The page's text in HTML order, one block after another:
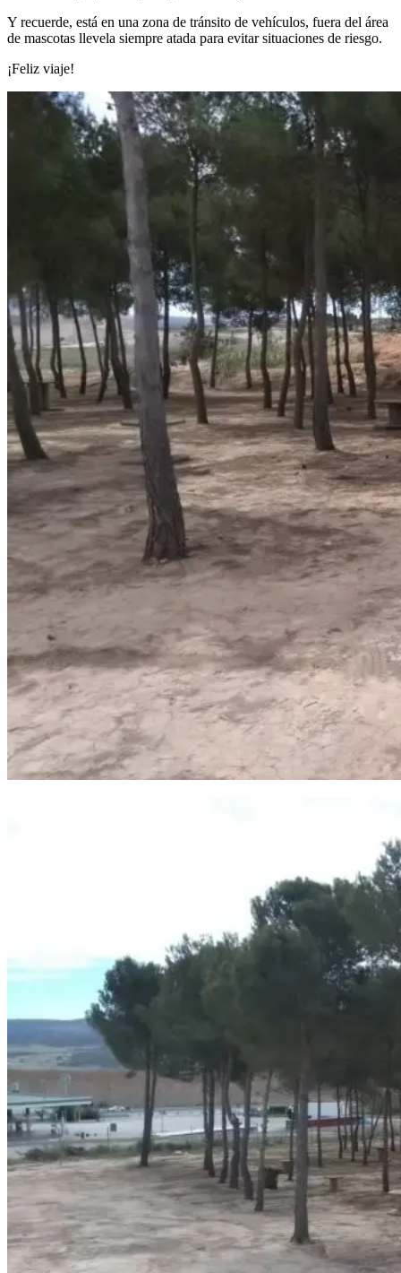
Y recuerde, está en una zona de tránsito de vehículos, fuera del área
de mascotas llevela siempre atada para evitar situaciones de riesgo.
¡Feliz viaje!